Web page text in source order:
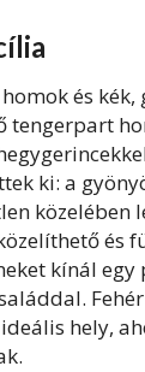
és kék,
tengerpart
ki: a
közelében
és
kínál egy
hely,